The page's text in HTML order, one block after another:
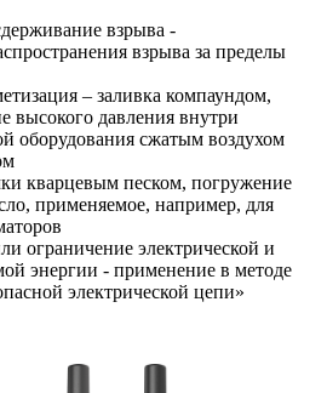
взрыва -
взрыва за пределы
– заливка компаундом,
высокого давления внутри
оборудования сжатым воздухом
кварцевым песком, погружение
применяемое, например, для
ограничение электрической и
энергии - применение в методе
электрической цепи»